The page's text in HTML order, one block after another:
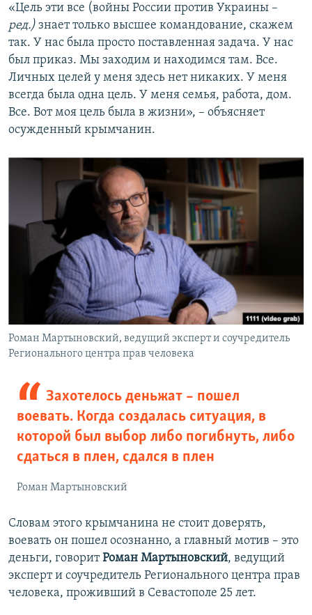
«Цель эти все (войны России против Украины –
ред.) знает только высшее командование, скажем
так. У нас была просто поставленная задача. У нас
был приказ. Мы заходим и находимся там. Все.
Личных целей у меня здесь нет никаких. У меня
всегда была одна цель. У меня семья, работа, дом.
Все. Вот моя цель была в жизни», – объясняет
осужденный крымчанин.
Роман Мартыновский, ведущий эксперт и соучредитель
Регионального центра прав человека
Захотелось деньжат – пошел
воевать. Когда создалась ситуация, в
которой был выбор либо погибнуть, либо
сдаться в плен, сдался в плен
Роман Мартыновский
Словам этого крымчанина не стоит доверять,
воевать он пошел осознанно, а главный мотив – это
деньги, говоритРоман Мартыновский, ведущий
эксперт и соучредитель Регионального центра прав
человека, проживший в Севастополе 25 лет.